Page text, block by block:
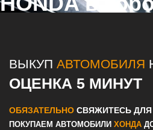
ВЫКУП АВТОМОБИЛЯ
ОЦЕНКА 5 МИНУТ
ОБЯЗАТЕЛЬНО СВЯЖИТЕСЬ
ПОКУПАЕМ АВТОМОБИЛИ ХОНДА